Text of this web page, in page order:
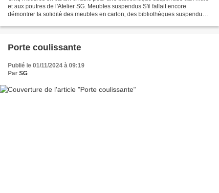
et aux poutres de l'Atelier SG. Meubles suspendus S'il fallait encore
démontrer la solidité des meubles en carton, des bibliothèques suspendues
Porte coulissante
Publié le 01/11/2024 à 09:19
Par SG